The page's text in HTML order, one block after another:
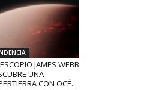
JAMES WEBB
UNA
CON OCÉ...